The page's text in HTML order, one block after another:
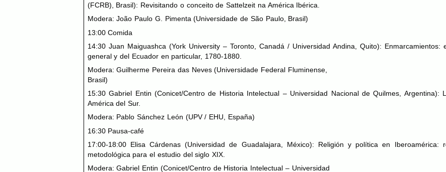
(FCRB), Brasil): Revisitando o conceito de Sattelzeit na América Ibérica.
Modera: João Paulo G. Pimenta (Universidade de São Paulo, Brasil)
13:00 Comida
14:30 Juan Maiguashca (York University – Toronto, Canadá / Universidad Andina, Quito):
general y del Ecuador en particular, 1780-1880.
Modera: Guilherme Pereira das Neves (Universidade Federal Fluminense,
Brasil)
15:30 Gabriel Entin (Conicet/Centro de Historia Intelectual – Universidad Nacional de Quilmes,
América del Sur.
Modera: Pablo Sánchez León (UPV/ EHU, España)
16:30 Pausa-café
17:00-18:00 Elisa Cárdenas (Universidad de Guadalajara, México): Religión y política en
metodológica para el estudio del sigloXIX
Modera: Gabriel Entin (Conicet/Centro de Historia Intelectual – Universidad